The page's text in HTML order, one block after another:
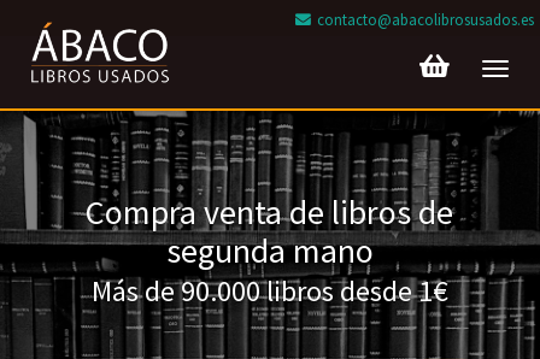
contacto@abacolibrosusados.es
Compra venta de libros de
segunda mano
Más de 90.000 libros desde 1€